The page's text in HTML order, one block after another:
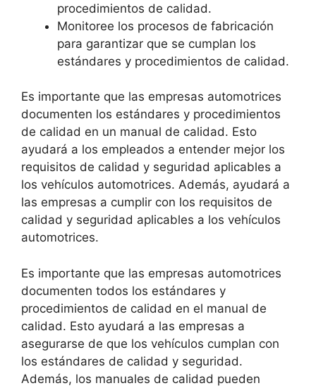
procedimientos de calidad.
Monitoree los procesos de fabricación
para garantizar que se cumplan los
estándares y procedimientos de calidad.
Es importante que las empresas automotrices
documenten los estándares y procedimientos
de calidad en un manual de calidad. Esto
ayudará a los empleados a entender mejor los
requisitos de calidad y seguridad aplicables a
los vehículos automotrices. Además, ayudará a
las empresas a cumplir con los requisitos de
calidad y seguridad aplicables a los vehículos
automotrices.
Es importante que las empresas automotrices
documenten todos los estándares y
procedimientos de calidad en el manual de
calidad. Esto ayudará a las empresas a
asegurarse de que los vehículos cumplan con
los estándares de calidad y seguridad.
Además, los manuales de calidad pueden